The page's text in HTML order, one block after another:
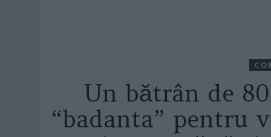
Un bătrân de
“badanta” pentru